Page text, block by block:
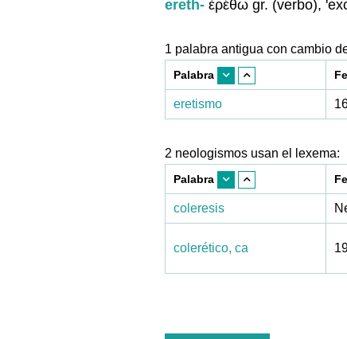
ereth- ἐρέθω gr. (verbo),
1 palabra antigua con cambio
Palabra
eretismo
2 neologismos usan el lexema:
Palabra
coleresis
colerético, ca